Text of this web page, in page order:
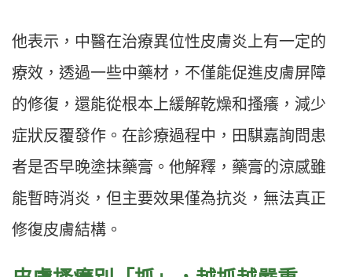
他表示，中醫在治療異位性皮膚炎上有一定的
療效，透過一些中藥材，不僅能促進皮膚屏障
的修復，還能從根本上緩解乾燥和搔癢，減少
症狀反覆發作。在診療過程中，田騏嘉詢問患
者是否早晚塗抹藥膏。他解釋，藥膏的涼感雖
能暫時消炎，但主要效果僅為抗炎，無法真正
修復皮膚結構。